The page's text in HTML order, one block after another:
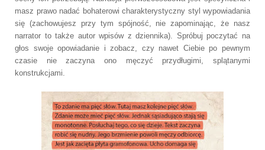
masz prawo nadać bohaterowi charakterystyczny styl wypowiadania
się (zachowujesz przy tym spójność, nie zapominając, że nasz
narrator to także autor wpisów z dziennika). Spróbuj poczytać na
głos swoje opowiadanie i zobacz, czy nawet Ciebie po pewnym
czasie nie zaczyna ono męczyć przydługimi, splątanymi
konstrukcjami.